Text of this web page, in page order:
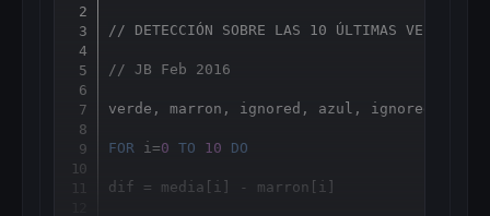
// DETECCIÓN SOBRE LAS 10 ÚLTIMAS VELAS
// JB Feb 2016
verde, marron, ignored, azul, ignored,
FOR i=0 TO 10 DO
dif = media i] - marron i]